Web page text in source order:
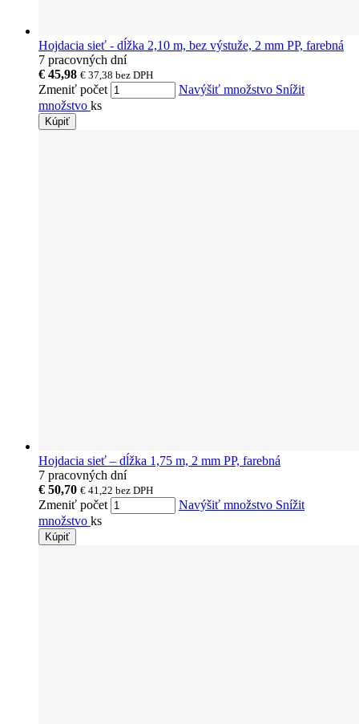
Hojdacia sieť - dĺžka 2,10 m, bez výstuže, 2 mm PP, farebná
7 pracovných dní
€ 45,98 € 37,38 bez DPH
Zmeniť počet Navýšiť množstvo Snížit
množstvo ks
Kúpiť
Hojdacia sieť – dĺžka 1,75 m, 2 mm PP, farebná
7 pracovných dní
€ 50,70 € 41,22 bez DPH
Zmeniť počet Navýšiť množstvo Snížit
množstvo ks
Kúpiť